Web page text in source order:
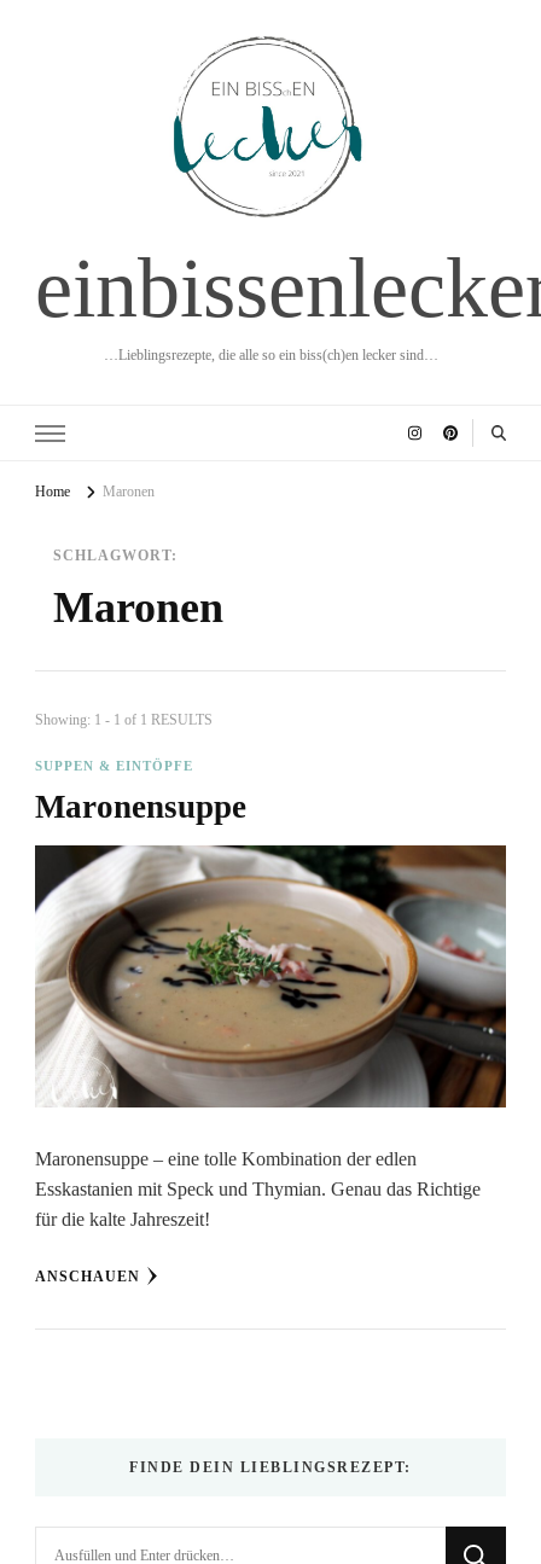
…Lieblingsrezepte, die alle so ein biss(ch)en lecker sind…
Home Maronen
SCHLAGWORT:
Maronen
Showing: 1 - 1 of 1 RESULTS
SUPPEN & EINTÖPFE
Maronensuppe
Maronensuppe – eine tolle Kombination der edlen
Esskastanien mit Speck und Thymian. Genau das Richtige
für die kalte Jahreszeit!
ANSCHAUEN
FINDE DEIN LIEBLINGSREZEPT: